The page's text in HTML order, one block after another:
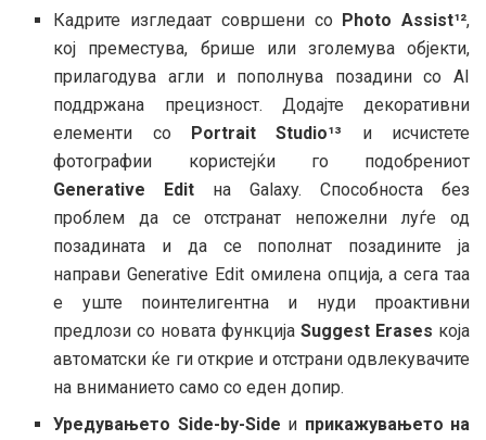
Кадрите изгледаат совршени со Photo Assist¹²,
кој преместува, брише или зголемува објекти,
прилагодува агли и пополнува позадини со AI
поддржана прецизност. Додајте декоративни
елементи со Portrait Studio¹³ и исчистете
фотографии користејќи го подобрениот
Generative Edit на Galaxy. Способноста без
проблем да се отстранат непожелни луѓе од
позадината и да се пополнат позадините ја
направи Generative Edit омилена опција, а сега таа
е уште поинтелигентна и нуди проактивни
предлози со новата функцијаSuggest Erases која
автоматски ќе ги открие и отстрани одвлекувачите
на вниманието само со еден допир.
Уредувањето Side-by-Side и прикажувањето на